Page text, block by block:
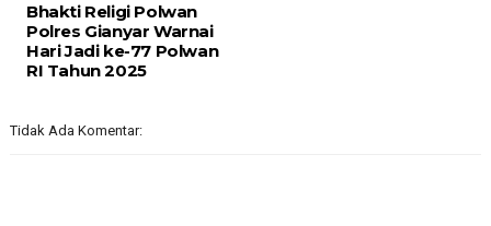
Bhakti Religi Polwan
Polres Gianyar Warnai
Hari Jadi ke-77 Polwan
RI Tahun 2025
Tidak Ada Komentar: